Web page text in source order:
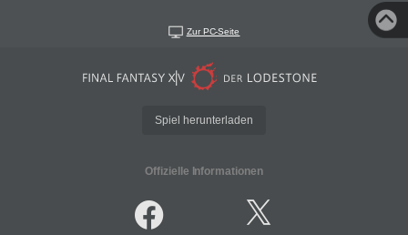
Zur PC-Seite
Spiel herunterladen
Offizielle Informationen